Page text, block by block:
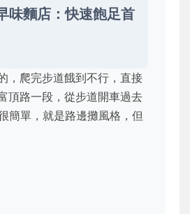
味麵店：快速飽足首
，爬完步道餓到不行，直接
頂路一段，從步道開車過去
簡單，就是路邊攤風格，但